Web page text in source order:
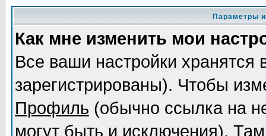
Параметры
Как мне изменить мои
Все ваши настройки
зарегистрированы). Чтобы
Профиль (обычно ссылка на
могут быть и исключения).